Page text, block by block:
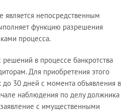
является непосредственным
функцию разрешения
процесса.
в процессе банкротства
Для приобретения этого
до 30 дней с момента объявления в
наблюдения по делу должника
с имущественными